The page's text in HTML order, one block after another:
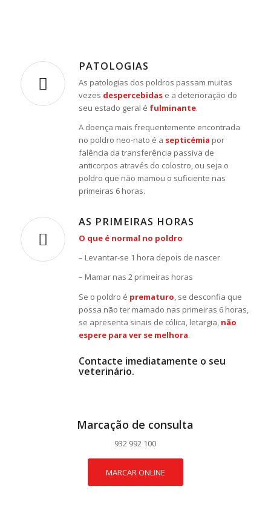
PATOLOGIAS
As patologias dos poldros passam muitas
vezes despercebidase a deterioração do
seu estado geral é fulminante.
A doença mais frequentemente encontrada
no poldro neo-nato é a septicémia por
falência da transferência passiva de
anticorpos através do colostro, ou seja o
poldro que não mamou o suficiente nas
primeiras 6 horas.
AS PRIMEIRAS HORAS
O que é normal no poldro
– Levantar-se 1 hora depois de nascer
– Mamar nas 2 primeiras horas
Se o poldro é prematuro , se desconfia que
possa não ter mamado nas primeiras 6 horas,
se apresenta sinais de cólica, letargia, não
espere para ver se melhora.
Contacte imediatamente o seu
veterinário.
Marcação de consulta
932 992 100
MARCAR ONLINE